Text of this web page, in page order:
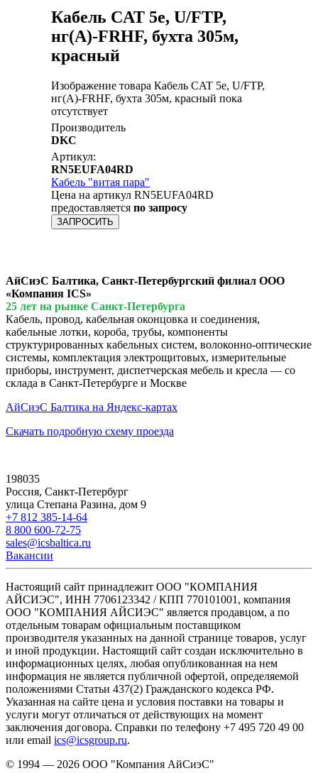
Кабель CAT 5е, U/FTP,
нг(А)-FRHF, бухта 305м,
красный
Изображение товара Кабель CAT 5е, U/FTP,
нг(А)-FRHF, бухта 305м, красный пока
отсутствует
Производитель
DKC
Артикул:
RN5EUFA04RD
Кабель "витая пара"
Цена на артикул RN5EUFA04RD
предоставляется по запросу
ЗАПРОСИТЬ
АйСиэС Балтика, Санкт-Петербургский филиал ООО
«Компания ICS»
25 лет на рынке Санкт-Петербурга
Кабель, провод, кабельная оконцовка и соединения,
кабельные лотки, короба, трубы, компоненты
структурированных кабельных систем, волоконно-оптические
системы, комплектация электрощитовых, измерительные
приборы, инструмент, диспетчерская мебель и кресла — со
склада в Санкт-Петербурге и Москве
АйСиэС Балтика на Яндекс-картах
Скачать подробную схему проезда
198035
Россия, Санкт-Петербург
улица Степана Разина, дом 9
+7 812 385-14-64
8 800 600-72-75
sales@icsbaltica.ru
Вакансии
Настоящий сайт принадлежит ООО "КОМПАНИЯ
АЙСИЭС", ИНН 7706123342 / КПП 770101001, компания
ООО "КОМПАНИЯ АЙСИЭС" является продавцом, а по
отдельным товарам официальным поставщиком
производителя указанных на данной странице товаров, услуг
и иной продукции. Настоящий сайт создан исключительно в
информационных целях, любая опубликованная на нем
информация не является публичной офертой, определяемой
положениями Статьи 437(2) Гражданского кодекса РФ.
Указанная на сайте цена и условия поставки на товары и
услуги могут отличаться от действующих на момент
заключения договора. Справки по телефону +7 495 720 49 00
или email ics@icsgroup.ru.
© 1994 — 2026 ООО "Компания АйСиэС"